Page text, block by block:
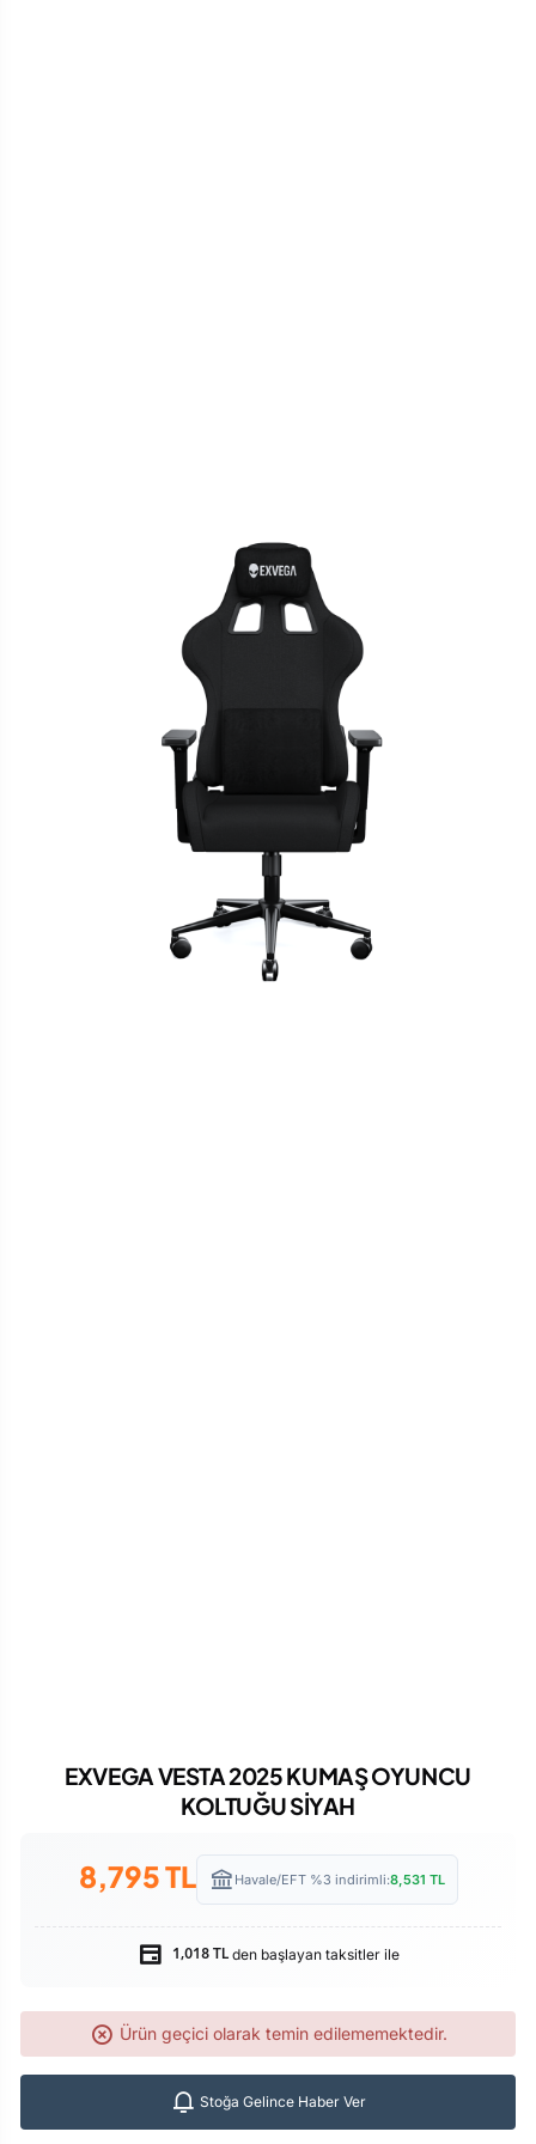
EXVEGA VESTA 2025 KUMAŞ OYUNCU
KOLTUĞU SİYAH
8,795TL Havale/EFT %3 indirimli:8,531 TL
1,018 TLden başlayan taksitler ile
Ürün geçici olarak temin edilememektedir.
Stoğa Gelince Haber Ver